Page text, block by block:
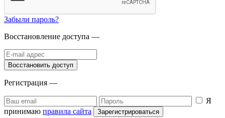
Забыли пароль?
Восстановление доступа —
Регистрация —
Я
принимаю правила сайта